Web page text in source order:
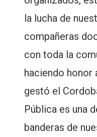
la lucha de
compañeras
con toda la
haciendo honor
gestó el
Pública es una
banderas de